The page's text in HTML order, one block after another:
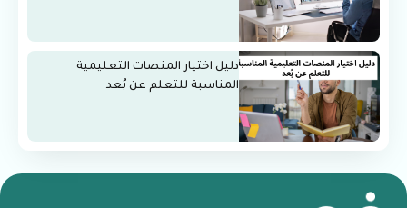
دليل اختيار المنصات التعليمية
المناسبة للتعلم عن بُعد